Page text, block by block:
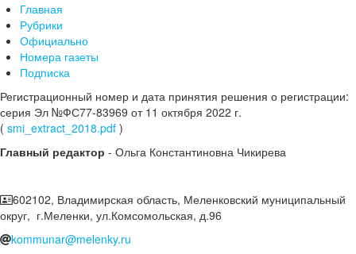
Главная
Рубрики
Официально
Номера газеты
Подписка
Регистрационный номер и дата принятия решения о регистрации:
серия Эл №ФС77-83969 от 11 октября 2022 г.
( smi_extract_2018.pdf )
Главный редактор - Ольга Константиновна Чикирева
602102, Владимирская область, Меленковский муниципальный
округ, г.Меленки, ул.Комсомольская, д.96
kommunar@melenky.ru